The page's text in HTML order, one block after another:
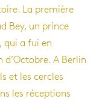
La première
Bey, un prince
qui a fui en
A Berlin
et les cercles
les réceptions